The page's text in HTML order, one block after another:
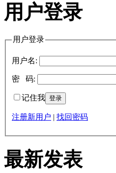
用户登录
用户登录
用户名:
密 码:
记住我
注册新用户 | 找回密码
最新发表